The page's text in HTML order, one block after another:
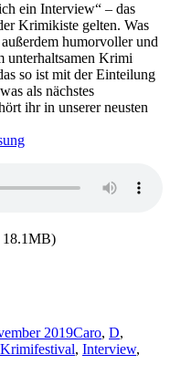
ein Interview“ – das
Krimikiste gelten. Was
humorvoller und
unterhaltsamen Krimi
so ist mit der Einteilung
als nächstes
ihr in unserer neusten
2019Caro, D,
, Interview,